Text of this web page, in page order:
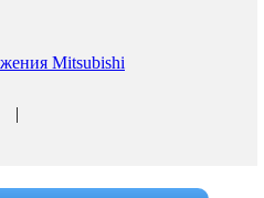
Mitsubishi
|